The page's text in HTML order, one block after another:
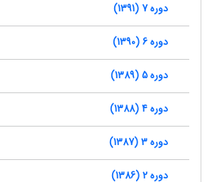
دوره 7 (1391)
دوره 6 (1390)
دوره 5 (1389)
دوره 4 (1388)
دوره 3 (1387)
دوره 2 (1386)